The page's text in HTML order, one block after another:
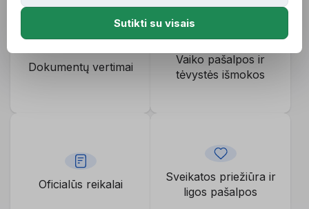
Dokumentų vertimai
Vaiko pašalpos ir
tėvystės išmokos
Oficialūs reikalai
Sveikatos priežiūra ir
ligos pašalpos
Sutikti su visais